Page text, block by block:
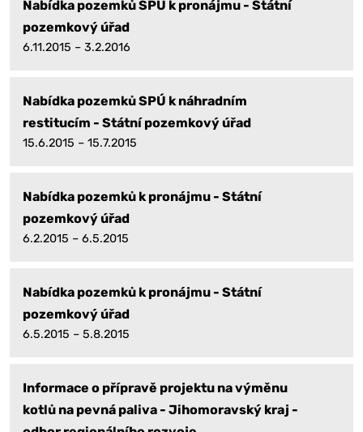
Nabídka pozemků SPÚ k pronájmu - Státní
pozemkový úřad
6.11.2015 – 3.2.2016
Nabídka pozemků SPÚ k náhradním
restitucím - Státní pozemkový úřad
15.6.2015 – 15.7.2015
Nabídka pozemků k pronájmu - Státní
pozemkový úřad
6.2.2015 – 6.5.2015
Nabídka pozemků k pronájmu - Státní
pozemkový úřad
6.5.2015 – 5.8.2015
Informace o přípravě projektu na výměnu
kotlů na pevná paliva - Jihomoravský kraj -